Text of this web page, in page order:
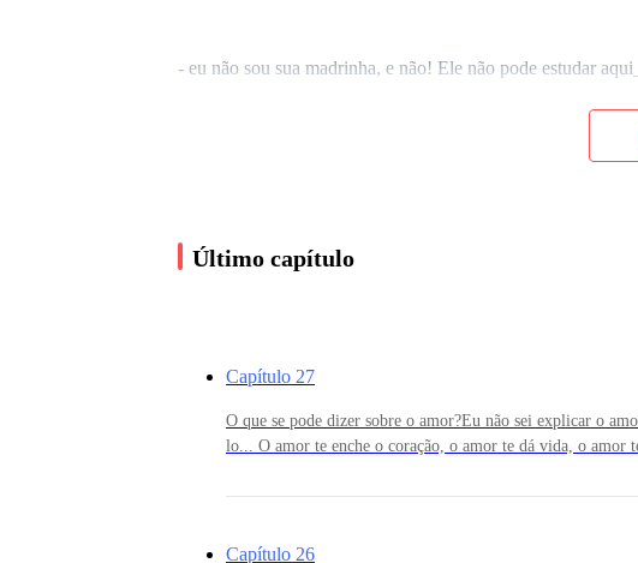
- eu não sou sua madrinha, e não! Ele não pode estudar
- você promete que volta Erik?!__ perguntei tentando
- volto sim__ falou limpando as lágrimas me dando um abraço
- chega de mimimi, está desarrumando ele!!_ gritou minha
Último capítulo
Capítulo 27
O que se pode dizer sobre o amor?Eu não sei explicar o
lo... O amor te enche o coração, o amor te dá vida, o amor
Todos nós somos imperfeitos e estamos em constante
exemplo disso e acredito que você também já tenha passado
Capítulo 26